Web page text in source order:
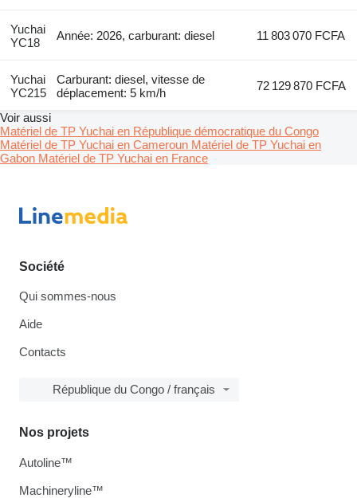
Yuchai
YC18
Année: 2026, carburant: diesel 11 803 070 FCFA
Yuchai
YC215
Carburant: diesel, vitesse de
déplacement: 5 km/h
72 129 870 FCFA
Voir aussi
Matériel de TP Yuchai en République démocratique du Congo
Matériel de TP Yuchai en Cameroun Matériel de TP Yuchai en
Gabon Matériel de TP Yuchai en France
Société
Qui sommes-nous
Aide
Contacts
République du Congo / français
Nos projets
Autoline™
Machineryline™